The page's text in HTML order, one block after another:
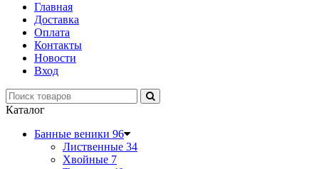
Главная
Доставка
Оплата
Контакты
Новости
Вход
Каталог
Банные веники 96
Лиственные 34
Хвойные 7